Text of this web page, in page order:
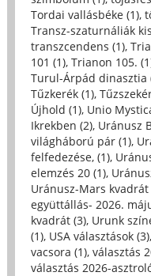
Tordai vallásbéke (1),
Transz-szaturnáliák
transzcendens (1),
101 (1), Trianon 105.
Turul-Árpád dinasztia
Tűzkerék (1),
Újhold (1), Unio
Ikrekben (2), Uránusz
világháború pár (1),
felfedezése, (1),
elemzés 20 (1),
Uránusz-Mars kvadrát
együttállás- 2026.
kvadrát (3), Urunk
(1), USA választások (3),
vacsora (1), választás
választás 2026-